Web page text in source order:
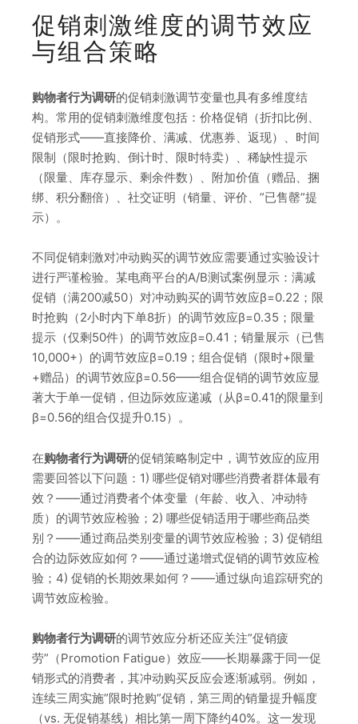
促销刺激维度的调节效应
与组合策略
购物者行为调研的促销刺激调节变量也具有多维度结
构。常用的促销刺激维度包括：价格促销（折扣比例、
促销形式——直接降价、满减、优惠券、返现）、时间
限制（限时抢购、倒计时、限时特卖）、稀缺性提示
（限量、库存显示、剩余件数）、附加价值（赠品、捆
绑、积分翻倍）、社交证明（销量、评价、”已售罄”提
示）。
不同促销刺激对冲动购买的调节效应需要通过实验设计
进行严谨检验。某电商平台的A/B测试案例显示：满减
促销（满200减50）对冲动购买的调节效应β=0.22；限
时抢购（2小时内下单8折）的调节效应β=0.35；限量
提示（仅剩50件）的调节效应β=0.41；销量展示（已售
10,000+）的调节效应β=0.19；组合促销（限时+限量
+赠品）的调节效应β=0.56——组合促销的调节效应显
著大于单一促销，但边际效应递减（从β=0.41的限量到
β=0.56的组合仅提升0.15）。
在购物者行为调研的促销策略制定中，调节效应的应用
需要回答以下问题：1) 哪些促销对哪些消费者群体最有
效？——通过消费者个体变量（年龄、收入、冲动特
质）的调节效应检验；2) 哪些促销适用于哪些商品类
别？——通过商品类别变量的调节效应检验；3) 促销组
合的边际效应如何？——通过递增式促销的调节效应检
验；4) 促销的长期效果如何？——通过纵向追踪研究的
调节效应检验。
购物者行为调研的调节效应分析还应关注”促销疲
劳”（Promotion Fatigue）效应——长期暴露于同一促
销形式的消费者，其冲动购买反应会逐渐减弱。例如，
连续三周实施”限时抢购”促销，第三周的销量提升幅度
（vs. 无促销基线）相比第一周下降约40%。这一发现